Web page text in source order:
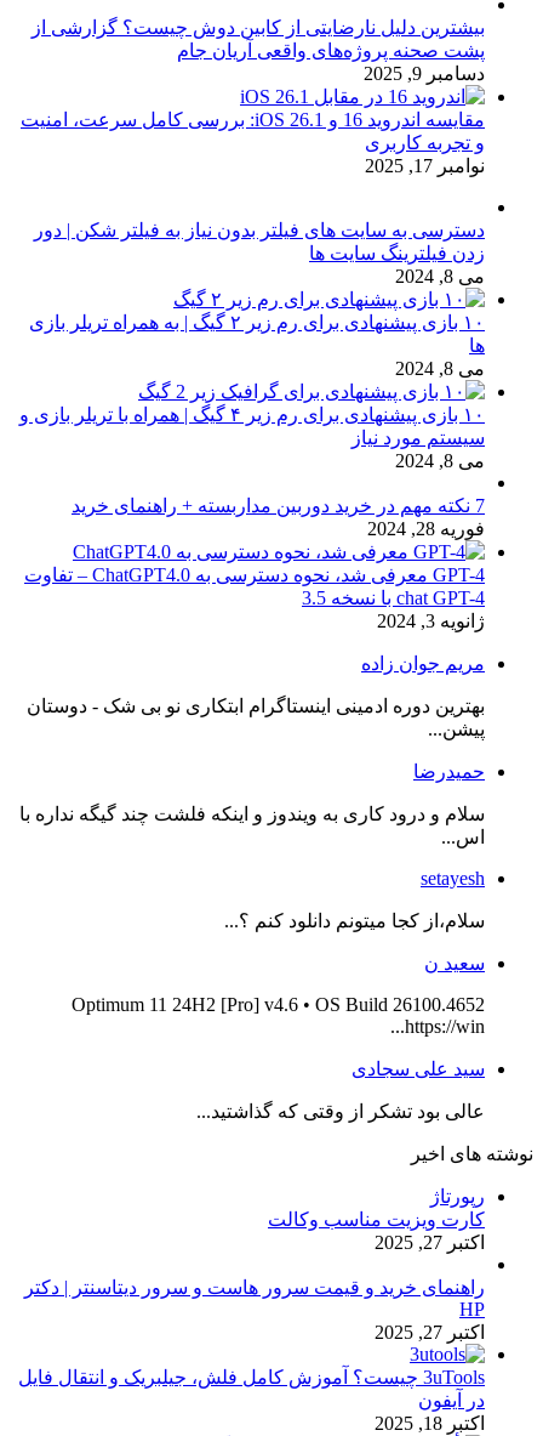
بیشترین دلیل نارضایتی از کابین دوش چیست؟ گزارشی از
پشت صحنه پروژه‌های واقعی آریان جام
دسامبر 9, 2025
مقایسه اندروید 16 و iOS 26.1: بررسی کامل سرعت، امنیت
و تجربه کاربری
نوامبر 17, 2025
دسترسی به سایت های فیلتر بدون نیاز به فیلتر شکن | دور
زدن فیلترینگ سایت ها
می 8, 2024
۱۰ بازی پیشنهادی برای رم زیر ۲ گیگ | به همراه تریلر بازی
ها
می 8, 2024
۱۰ بازی پیشنهادی برای رم زیر ۴ گیگ | همراه با تریلر بازی و
سیستم مورد نیاز
می 8, 2024
7 نکته مهم در خرید دوربین مداربسته + راهنمای خرید
فوریه 28, 2024
GPT-4 معرفی شد، نحوه دسترسی به ChatGPT4.0 – تفاوت
chat GPT-4 با نسخه 3.5
ژانویه 3, 2024
مریم جوان زاده
بهترین دوره ادمینی اینستاگرام ابتکاری نو بی شک - دوستان
پیشن...
حمیدرضا
سلام و درود کاری به ویندوز و اینکه فلشت چند گیگه نداره با
اس...
setayesh
سلام،از کجا میتونم دانلود کنم ؟...
سعید ن
Optimum 11 24H2 [Pro] v4.6 • OS Build 26100.4652
https://win...
سید علی سجادی
عالی بود تشکر از وقتی که گذاشتید...
نوشته های اخیر
رپورتاژ
کارت ویزیت مناسب وکالت
اکتبر 27, 2025
راهنمای خرید و قیمت سرور هاست و سرور دیتاسنتر | دکتر
HP
اکتبر 27, 2025
3uTools چیست؟ آموزش کامل فلش، جیلبریک و انتقال فایل
در آیفون
اکتبر 18, 2025